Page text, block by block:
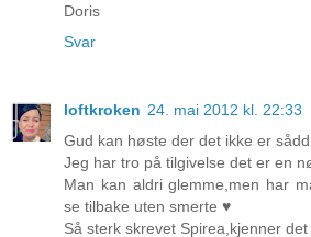
Doris
Svar
loftkroken 24. mai 2012 kl. 22:33
Gud kan høste der det ikke er
Jeg har tro på tilgivelse det er en
Man kan aldri glemme,men har
se tilbake uten smerte ♥
Så sterk skrevet Spirea,kjenner